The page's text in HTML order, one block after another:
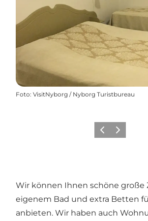
Foto: VisitNyborg / Nyborg Turistbureau
ZurückWeiter
Wir können Ihnen schöne große
eigenem Bad und extra Betten
anbieten. Wir haben auch